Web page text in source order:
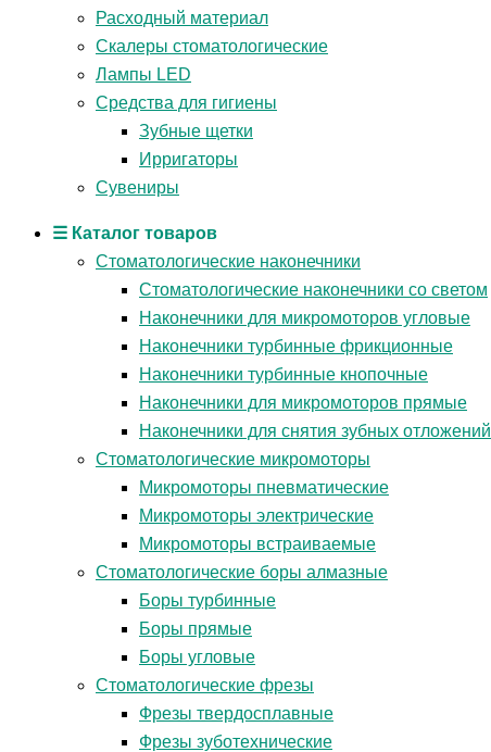
Расходный материал
Скалеры стоматологические
Лампы LED
Средства для гигиены
Зубные щетки
Ирригаторы
Сувениры
☰ Каталог товаров
Стоматологические наконечники
Стоматологические наконечники со светом
Наконечники для микромоторов угловые
Наконечники турбинные фрикционные
Наконечники турбинные кнопочные
Наконечники для микромоторов прямые
Наконечники для снятия зубных отложений
Стоматологические микромоторы
Микромоторы пневматические
Микромоторы электрические
Микромоторы встраиваемые
Стоматологические боры алмазные
Боры турбинные
Боры прямые
Боры угловые
Стоматологические фрезы
Фрезы твердосплавные
Фрезы зуботехнические